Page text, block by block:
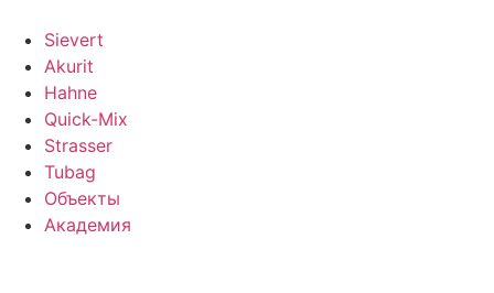
содержимому
Sievert
Akurit
Hahne
Quick-Mix
Strasser
Tubag
Объекты
Академия